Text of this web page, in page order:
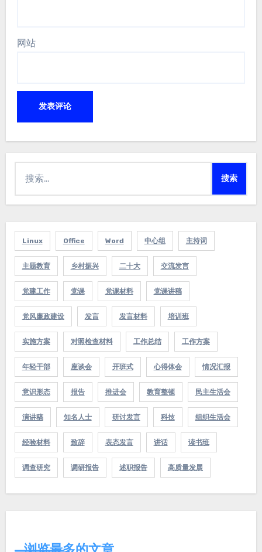
网站
索：
Linux Office Word 中心组 主持词
主题教育 乡村振兴 二十大 交流发言
党建工作 党课 党课材料 党课讲稿
党风廉政建设 发言 发言材料 培训班
实施方案 对照检查材料 工作总结 工作方案
年轻干部 座谈会 开班式 心得体会 情况汇报
意识形态 报告 推进会 教育整顿 民主生活会
演讲稿 知名人士 研讨发言 科技 组织生活会
经验材料 致辞 表态发言 讲话 读书班
调查研究 调研报告 述职报告 高质量发展